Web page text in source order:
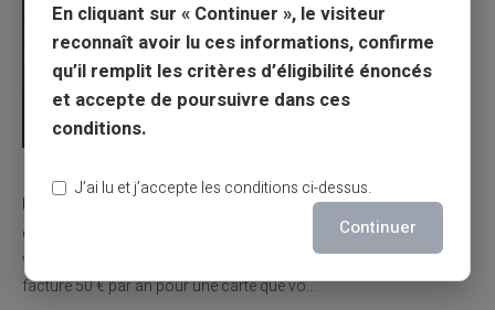
Une carte bancaire gratuite sans compte, ça
existe ?
Vous avez tapé cette recherche parce que votre banque vous
facture 50 € par an pour une carte que vo...
En cliquant sur « Continuer », le visiteur
reconnaît avoir lu ces informations, confirme
qu’il remplit les critères d’éligibilité énoncés
et accepte de poursuivre dans ces
conditions.
J’ai lu et j’accepte les conditions ci-dessus.
Continuer